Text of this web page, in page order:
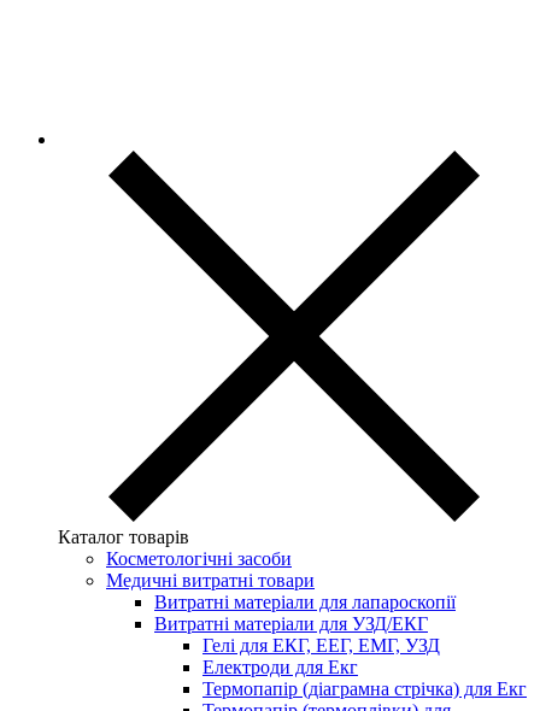
Каталог товарів
Косметологічні засоби
Медичні витратні товари
Витратні матеріали для лапароскопії
Витратні матеріали для УЗД/ЕКГ
Гелі для ЕКГ, ЕЕГ, ЕМГ, УЗД
Електроди для Екг
Термопапір (діаграмна стрічка) для Екг